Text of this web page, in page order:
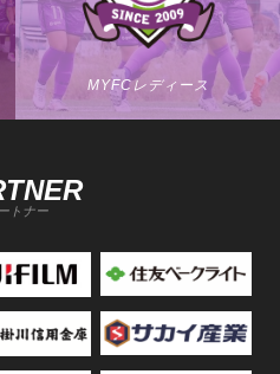
MYFCレディース
トナー